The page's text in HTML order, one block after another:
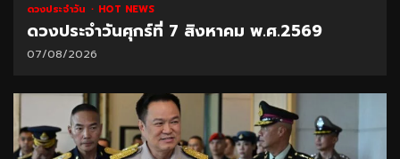
ดวงประจำวัน HOT NEWS
ดวงประจำวันศุกร์ที่ 7 สิงหาคม พ.ศ.2569
07/08/2026